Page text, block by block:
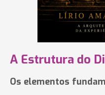
A Estrutura do
Os elementos